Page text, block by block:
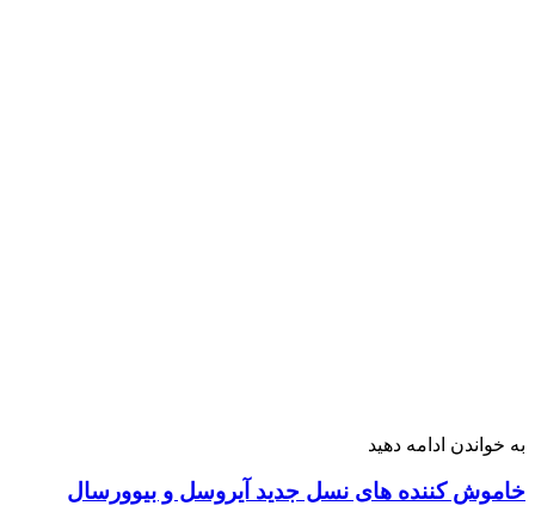
به خواندن ادامه دهید
خاموش کننده های نسل جدید آیروسل و بیوورسال